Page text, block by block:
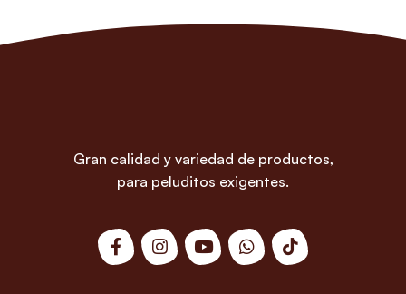
Gran calidad y variedad de productos,
para peluditos exigentes.